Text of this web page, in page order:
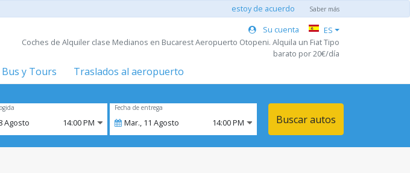
estoy de acuerdo Saber más
Su cuenta
ES
Coches de Alquiler clase Medianos en Bucarest Aeropuerto Otopeni. Alquila un Fiat Tipo
barato por 20€/día
Bus y Tours
Traslados al aeropuerto
Agosto 14:00 PM
Fecha de entrega
Mar., 11 Agosto 14:00 PM Buscar autos